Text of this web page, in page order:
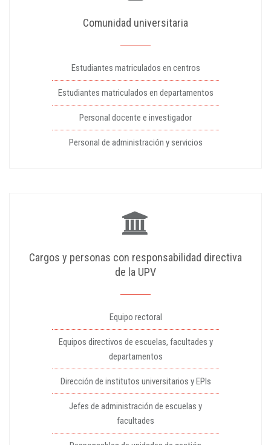
Comunidad universitaria
Estudiantes matriculados en centros
Estudiantes matriculados en departamentos
Personal docente e investigador
Personal de administración y servicios
Cargos y personas con responsabilidad directiva
de la UPV
Equipo rectoral
Equipos directivos de escuelas, facultades y
departamentos
Dirección de institutos universitarios y EPIs
Jefes de administración de escuelas y
facultades